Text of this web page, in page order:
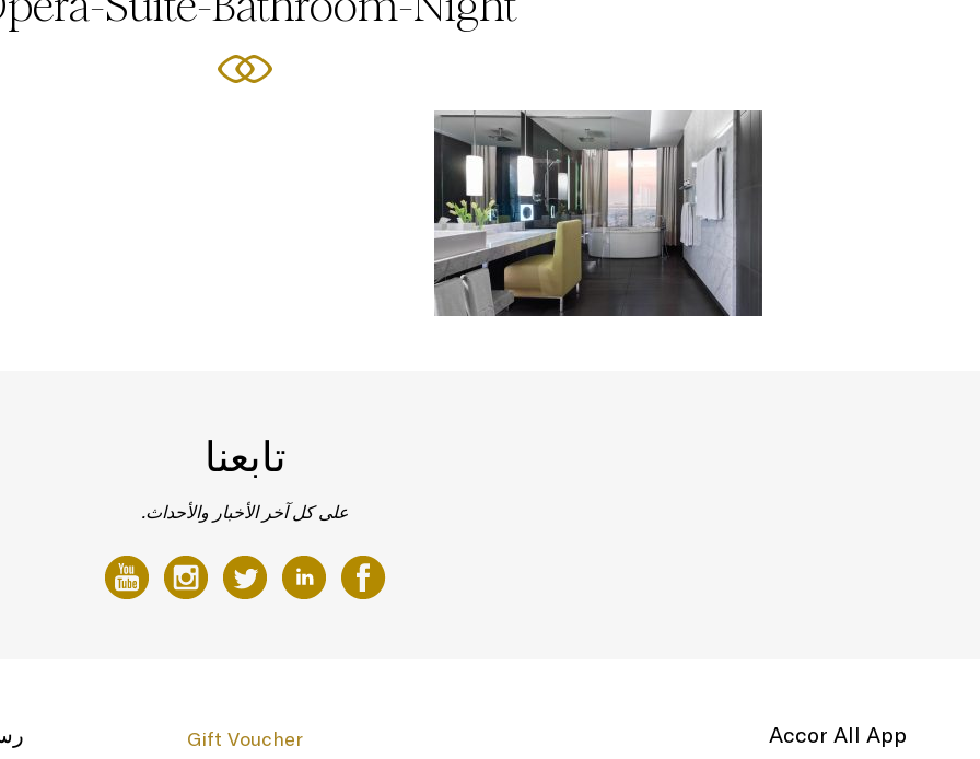
تابعنا
على كل آخر الأخبار والأحداث.
Gift Voucher Accor All App